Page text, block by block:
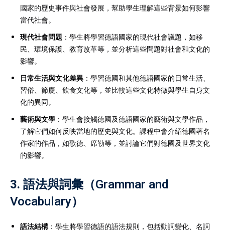
國家的歷史事件與社會發展，幫助學生理解這些背景如何影響
當代社會。
現代社會問題 ：學生將學習德語國家的現代社會議題，如移
民、環境保護、教育改革等，並分析這些問題對社會和文化的
影響。
日常生活與文化差異 ：學習德國和其他德語國家的日常生活、
習俗、節慶、飲食文化等，並比較這些文化特徵與學生自身文
化的異同。
藝術與文學 ：學生會接觸德國及德語國家的藝術與文學作品，
了解它們如何反映當地的歷史與文化。課程中會介紹德國著名
作家的作品，如歌德、席勒等，並討論它們對德國及世界文化
的影響。
3. 語法與詞彙（Grammar and
Vocabulary）
語法結構：學生將學習德語的語法規則，包括動詞變化、名詞